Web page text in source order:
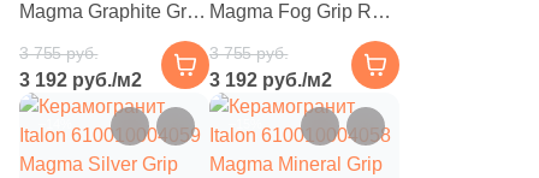
Коричневый (53 )
Кофейный (
Красный (53)
Кремовый (53
Magma Graphite Grip
Ret / Магма Графит
Грип Рет 60x60
графит
структурированный
под камень
3 755 руб.
3 192 руб./м2
Magma Fog Grip Ret /
Магма Фог Грип Рет
60x60 серый
структурированный
под камень
3 755 руб.
3 192 руб./м2